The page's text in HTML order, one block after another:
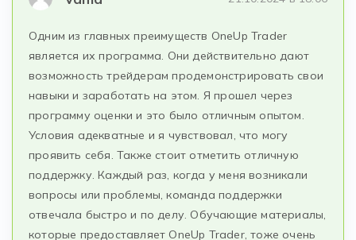
Одним из главных преимуществ OneUp Trader
является их программа. Они действительно дают
возможность трейдерам продемонстрировать свои
навыки и заработать на этом. Я прошел через
программу оценки и это было отличным опытом.
Условия адекватные и я чувствовал, что могу
проявить себя. Также стоит отметить отличную
поддержку. Каждый раз, когда у меня возникали
вопросы или проблемы, команда поддержки
отвечала быстро и по делу. Обучающие материалы,
которые предоставляет OneUp Trader, тоже очень